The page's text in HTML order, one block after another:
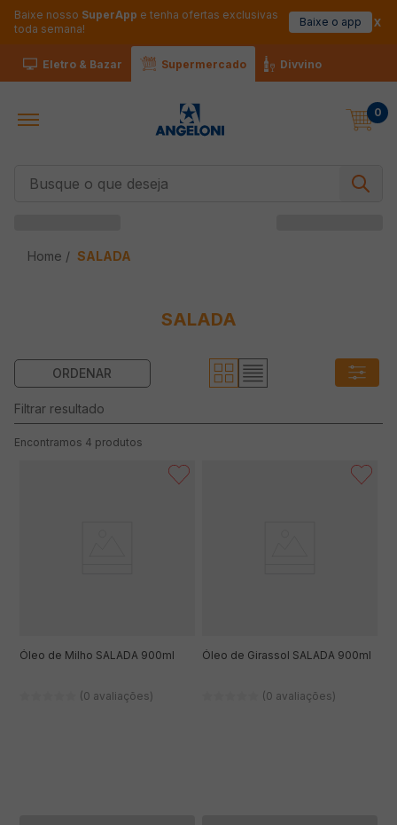
Baixe nosso SuperApp e tenha ofertas exclusivas
toda semana!
Baixe o app
Eletro & Bazar Supermercado Divvino
0
SALADA
SALADA
4 produtos
Óleo de Milho SALADA 900ml
(0 avaliações)
Óleo de Girassol SALADA 900ml
(0 avaliações)